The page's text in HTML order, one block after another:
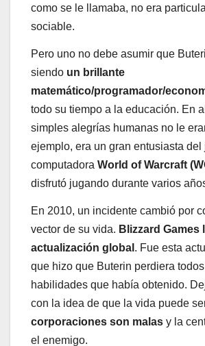
como se le llamaba, no era
sociable.
Pero uno no debe asumir que
siendo un brillante
matemático/programador/
todo su tiempo a la educación. En
simples alegrías humanas no le
ejemplo, era un gran entusiasta del
computadora World of Warcraft
disfrutó jugando durante varios
En 2010, un incidente cambió por
vector de su vida. Blizzard Games
actualización global . Fue esta
que hizo que Buterin perdiera
habilidades que había obtenido.
con la idea de que la vida puede
corporaciones son malas y la
el enemigo.